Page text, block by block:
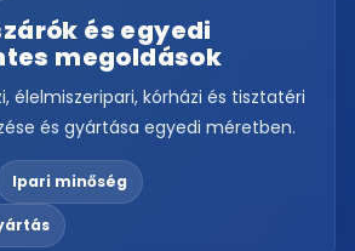
és egyedi
megoldások
élelmiszeripari, kórházi és tisztatéri
és gyártása egyedi méretben.
Ipari minőség